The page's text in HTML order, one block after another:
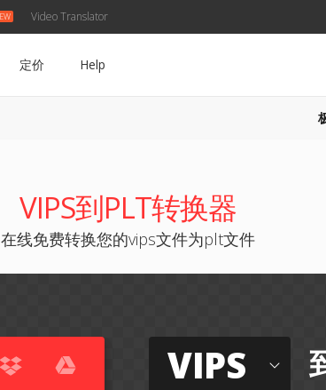
Video Translator
定价 Help
VIPS到PLT转换器
在线免费转换您的vips文件为plt文件
VIPS